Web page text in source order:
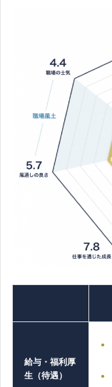
給与・福利厚
生（待遇）